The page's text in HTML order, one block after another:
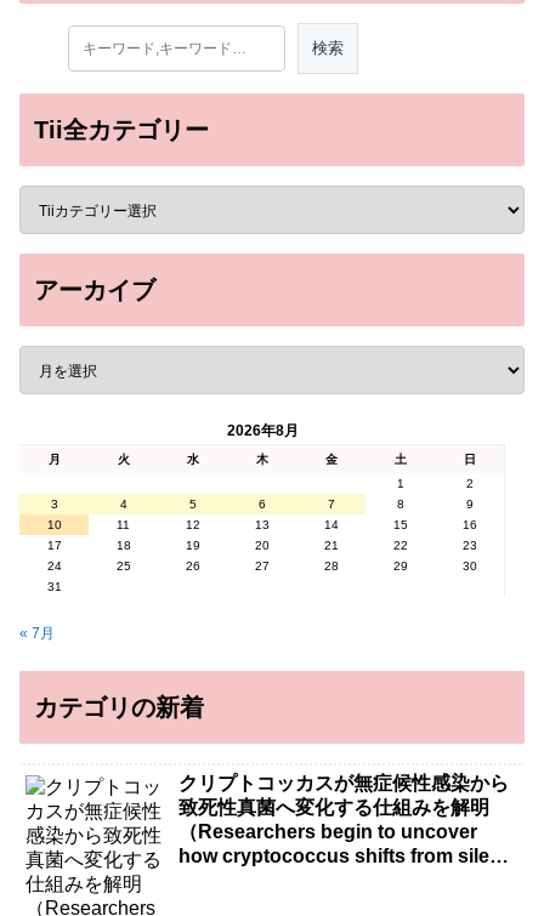
Tii全カテゴリー
アーカイブ
2026年8月
月 火 水 木 金 土
日
1
2
3
4 5 6 7 8
9
10
11 12 13 14 15
16
17
18 19 20 21 22
23
24
25 26 27 28 29
30
31
« 7月
カテゴリの新着
クリプトコッカスが無症候性感染から
致死性真菌へ変化する仕組みを解明
（Researchers begin to uncover
how cryptococcus shifts from silent